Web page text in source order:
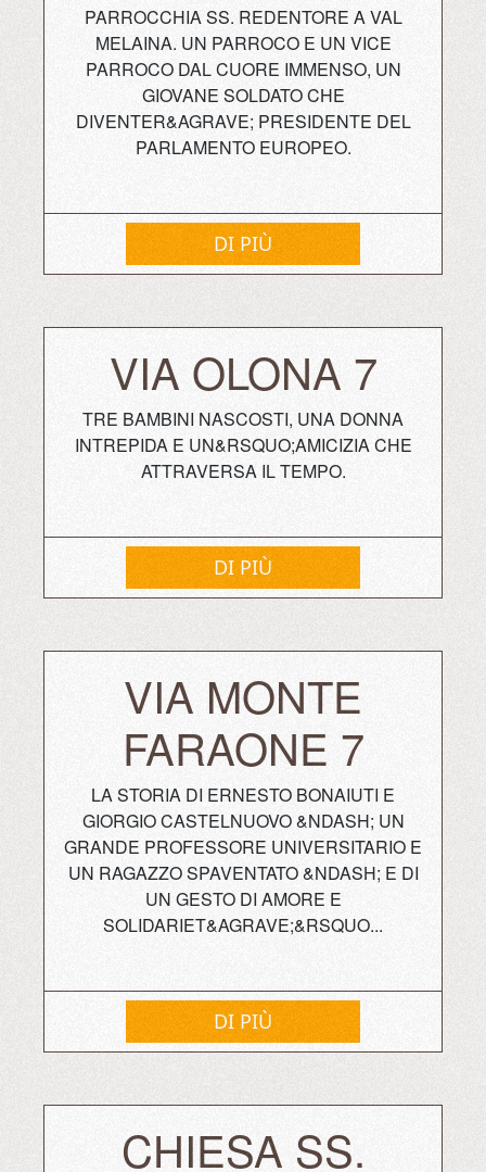
PARROCCHIA SS. REDENTORE A VAL
MELAINA. UN PARROCO E UN VICE
PARROCO DAL CUORE IMMENSO, UN
GIOVANE SOLDATO CHE
DIVENTER&AGRAVE; PRESIDENTE DEL
PARLAMENTO EUROPEO.
DI PIÙ
VIA OLONA 7
TRE BAMBINI NASCOSTI, UNA DONNA
INTREPIDA E UN&RSQUO;AMICIZIA CHE
ATTRAVERSA IL TEMPO.
DI PIÙ
VIA MONTE
FARAONE 7
LA STORIA DI ERNESTO BONAIUTI E
GIORGIO CASTELNUOVO &NDASH; UN
GRANDE PROFESSORE UNIVERSITARIO E
UN RAGAZZO SPAVENTATO &NDASH; E DI
UN GESTO DI AMORE E
SOLIDARIET&AGRAVE;&RSQUO...
DI PIÙ
CHIESA SS.